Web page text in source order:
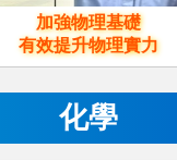
加強物理基礎
有效提升物理實力
化學